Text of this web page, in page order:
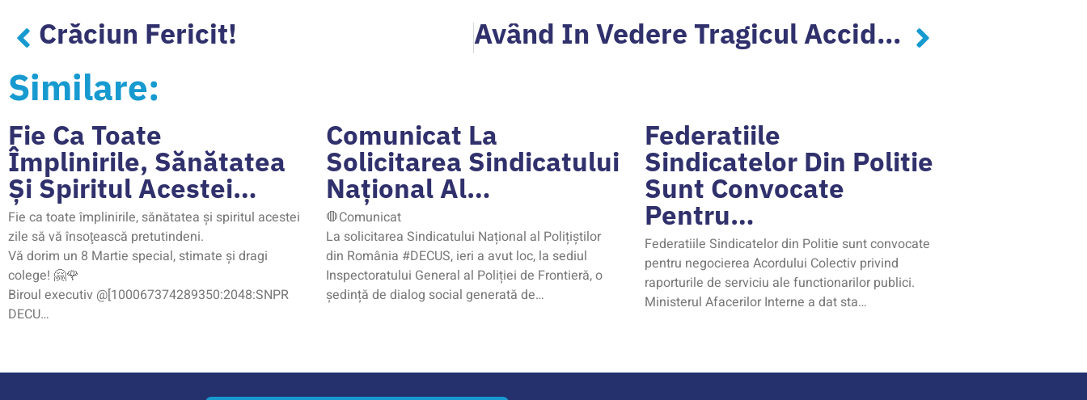
Crăciun Fericit! Având În Vedere Tragicul Accident De Circulație În Care A…
Similare:
Fie Ca Toate
Împlinirile, Sănătatea
Şi Spiritul Acestei…
Fie ca toate împlinirile, sănătatea şi spiritul acestei
zile să vă însoţească pretutindeni.
Vă dorim un 8 Martie special, stimate şi dragi
colege! 🤗🌹
Biroul executiv @[100067374289350:2048:SNPR
DECU…
Comunicat La
Solicitarea Sindicatului
Național Al…
🛑Comunicat
La solicitarea Sindicatului Național al Polițiștilor
din România #DECUS, ieri a avut loc, la sediul
Inspectoratului General al Poliției de Frontieră, o
ședință de dialog social generată de…
Federatiile
Sindicatelor Din Politie
Sunt Convocate
Pentru…
Federatiile Sindicatelor din Politie sunt convocate
pentru negocierea Acordului Colectiv privind
raporturile de serviciu ale functionarilor publici.
Ministerul Afacerilor Interne a dat sta…